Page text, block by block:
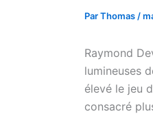
ParThomas /
Raymond
lumineuses
élevé le jeu
consacré